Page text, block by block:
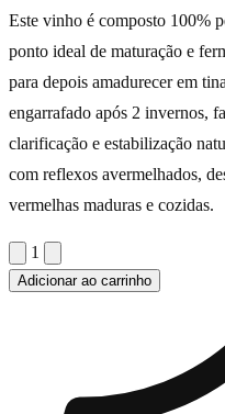
Este vinho é composto 100%
ponto ideal de maturação e
para depois amadurecer em
engarrafado após 2 invernos,
clarificação e estabilização
com reflexos avermelhados,
vermelhas maduras e cozidas.
1
Adicionar ao carrinho